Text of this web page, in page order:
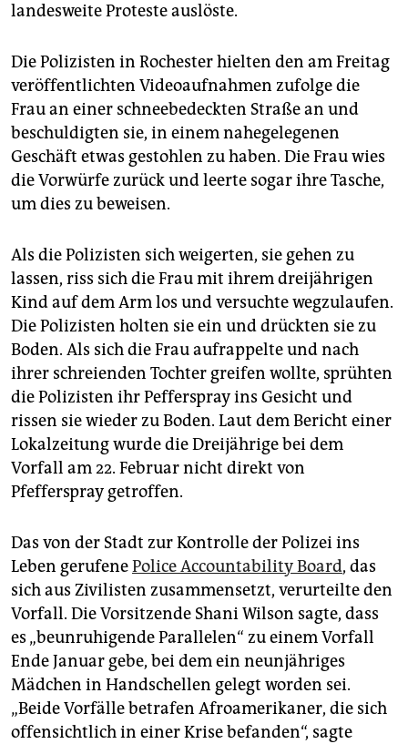
landesweite Proteste auslöste.
Die Polizisten in Rochester hielten den am Freitag
veröffentlichten Videoaufnahmen zufolge die
Frau an einer schneebedeckten Straße an und
beschuldigten sie, in einem nahegelegenen
Geschäft etwas gestohlen zu haben. Die Frau wies
die Vorwürfe zurück und leerte sogar ihre Tasche,
um dies zu beweisen.
Als die Polizisten sich weigerten, sie gehen zu
lassen, riss sich die Frau mit ihrem dreijährigen
Kind auf dem Arm los und versuchte wegzulaufen.
Die Polizisten holten sie ein und drückten sie zu
Boden. Als sich die Frau aufrappelte und nach
ihrer schreienden Tochter greifen wollte, sprühten
die Polizisten ihr Pefferspray ins Gesicht und
rissen sie wieder zu Boden. Laut dem Bericht einer
Lokalzeitung wurde die Dreijährige bei dem
Vorfall am 22. Februar nicht direkt von
Pfefferspray getroffen.
Das von der Stadt zur Kontrolle der Polizei ins
Leben gerufenePolice Accountability Board, das
sich aus Zivilisten zusammensetzt, verurteilte den
Vorfall. Die Vorsitzende Shani Wilson sagte, dass
es „beunruhigende Parallelen“ zu einem Vorfall
Ende Januar gebe, bei dem ein neunjähriges
Mädchen in Handschellen gelegt worden sei.
„Beide Vorfälle betrafen Afroamerikaner, die sich
offensichtlich in einer Krise befanden“, sagte